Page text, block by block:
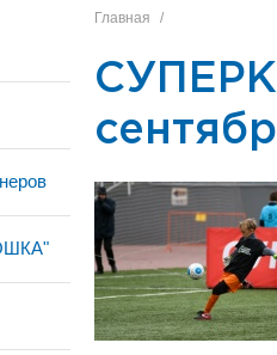
Главная /